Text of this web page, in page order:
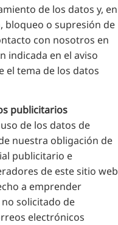
de los datos y, en
bloqueo o supresión de
con nosotros en
indicada en el aviso
el tema de los datos
publicitarios
de los datos de
nuestra obligación de
publicitario e
de este sitio web
a emprender
no solicitado de
electrónicos